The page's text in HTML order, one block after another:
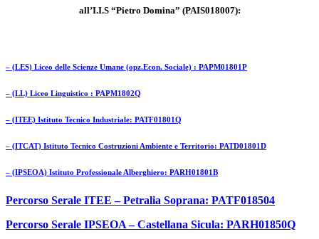
all’I.I.S “Pietro Domina” (PAIS018007):
– (LES) Liceo delle Scienze Umane (opz.Econ. Sociale) : PAPM01801P
– (LL) Liceo Linguistico : PAPM1802Q
– (ITEE) Istituto Tecnico Industriale: PATF01801Q
– (ITCAT) Istituto Tecnico Costruzioni Ambiente e Territorio: PATD01801D
– (IPSEOA) Istituto Professionale Alberghiero: PARH01801B
Percorso Serale ITEE – Petralia Soprana: PATF018504
Percorso Serale IPSEOA – Castellana Sicula: PARH01850Q